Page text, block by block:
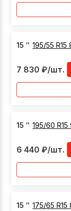
15 ″ 195/55 R15
7 830 ₽/шт.
15 ″ 195/60 R15
6 440 ₽/шт.
15 ″ 175/65 R15